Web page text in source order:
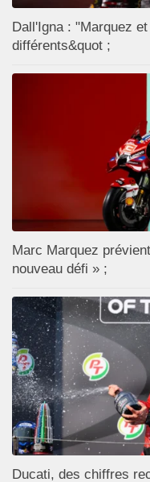
Dall'Igna : "Marquez
différents&quot ;
Marc Marquez
nouveau défi » ;
Ducati, des chiffres